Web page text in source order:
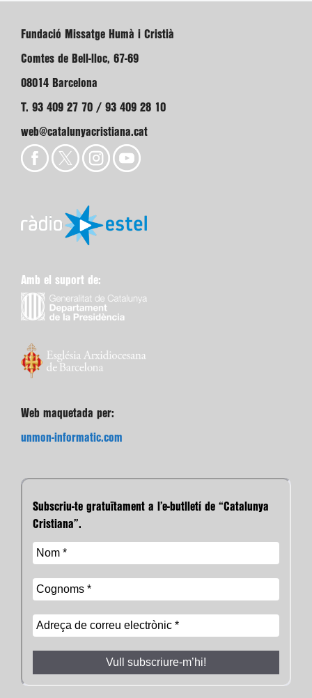
Fundació Missatge Humà i Cristià
Comtes de Bell-lloc, 67-69
08014 Barcelona
T. 93 409 27 70 / 93 409 28 10
web@catalunyacristiana.cat
Amb el suport de:
Web maquetada per:
unmon-informatic.com
Subscriu-te gratuïtament a l’e-butlletí de “Catalunya
Cristiana”.